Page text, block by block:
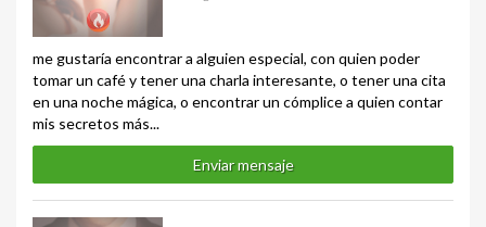
me gustaría encontrar a alguien especial, con quien poder
tomar un café y tener una charla interesante, o tener una cita
en una noche mágica, o encontrar un cómplice a quien contar
mis secretos más...
Enviar mensaje